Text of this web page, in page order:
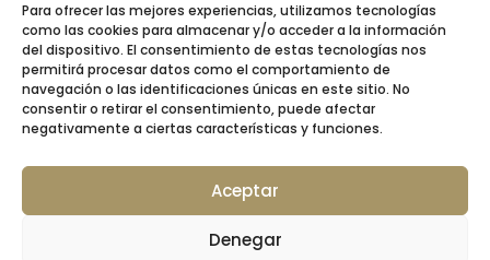
Para ofrecer las mejores experiencias, utilizamos tecnologías
como las cookies para almacenar y/o acceder a la información
del dispositivo. El consentimiento de estas tecnologías nos
permitirá procesar datos como el comportamiento de
navegación o las identificaciones únicas en este sitio. No
consentir o retirar el consentimiento, puede afectar
negativamente a ciertas características y funciones.
Aceptar
Denegar
Clínica Dental Ziortza Ugarte/Implantes
dentales/Ortodoncia/Ortodoncia invisible
/Contacto
© 2026 Clínica Dental Ziortza Ugarte –
Colegiada nº 20001064 por el Colegio de